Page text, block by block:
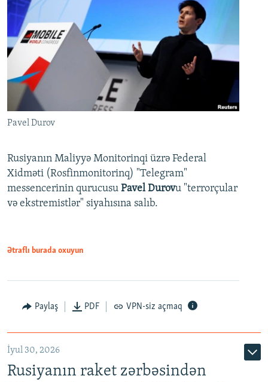
Pavel Durov
Rusiyanın Maliyyə Monitorinqi üzrə Federal
Xidməti (Rosfinmonitorinq) "Telegram"
messencerinin qurucusu Pavel Durovu "terrorçular
və ekstremistlər" siyahısına salıb.
Ətraflı burada oxuyun
Paylaş PDF VPN-siz açmaq
İyul 30, 2026
Rusiyanın raket zərbəsindən